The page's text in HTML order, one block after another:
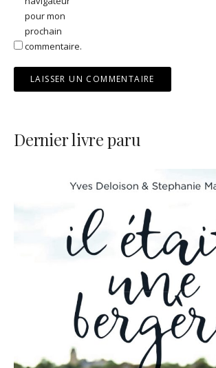
pour mon
prochain
commentaire.
Dernier livre paru